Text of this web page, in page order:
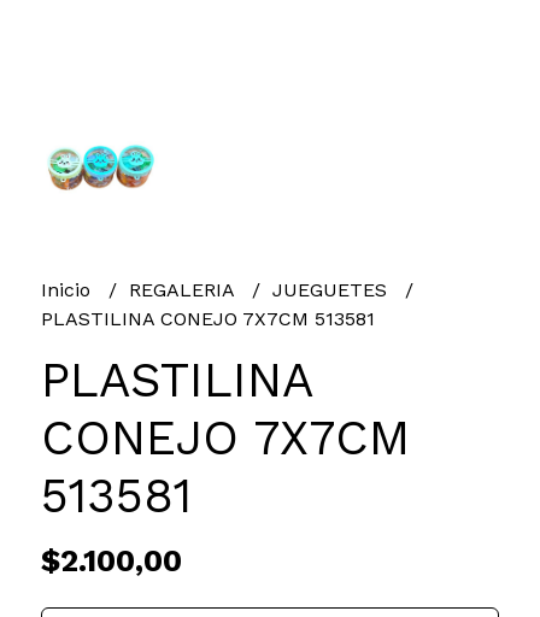
Inicio REGALERIA
JUEGUETES
PLASTILINA CONEJO 7X7CM 513581
PLASTILINA
CONEJO 7X7CM
513581
$2.100,00